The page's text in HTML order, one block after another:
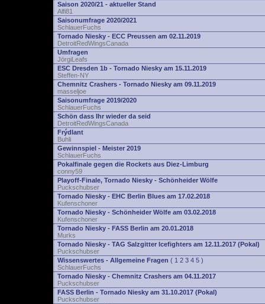
Saison 2020/21 - aktueller Stand
Alfi81
Saisonumfrage 2020/2021
SchlauerFuchs
Tornado Niesky - ECC Preussen am 02.11.2019
DetroitRedWingsCanada
Umfragen
JörgiLeafs
ESC Dresden 1b - Tornado Niesky am 15.11.2019
Steffen-NY
Chemnitz Crashers - Tornado Niesky am 09.11.2019
masseljoe
Saisonumfrage 2019/2020
SchlauerFuchs
Schön dass Ihr wieder da seid
DetroitRedWingsCanada
Frýdlant
Buhli
Gewinnspiel - Meister 2019
SchlauerFuchs
Pokalfinale gegen die Rockets aus Diez-Limburg
conny59
Playoff-Finale, Tornado Niesky - Schönheider Wölfe
Puckschubser
Tornado Niesky - EHC Berlin Blues am 17.02.2018
Kufenschoner
Tornado Niesky - Schönheider Wölfe am 03.02.2018
Kufenschoner
Tornado Niesky - FASS Berlin am 20.01.2018
Murks
Tornado Niesky - TAG Salzgitter Icefighters am 12.11.2017 (Pokal)
Puckschubser
Wissenswertes - Allgemeine Fragen ( 1 2 3 4 5 )
SchlauerFuchs
Tornado Niesky - Chemnitz Crashers am 04.11.2017
Puckschubser
FASS Berlin - Tornado Niesky am 31.10.2017 (Pokal)
Puckschubser